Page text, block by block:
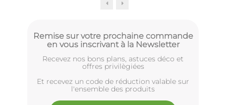
Remise sur votre prochaine commande
en vous inscrivant à la Newsletter
Recevez nos bons plans, astuces déco et
offres privilègiées
Et recevez un code de réduction valable sur
l'ensemble des produits